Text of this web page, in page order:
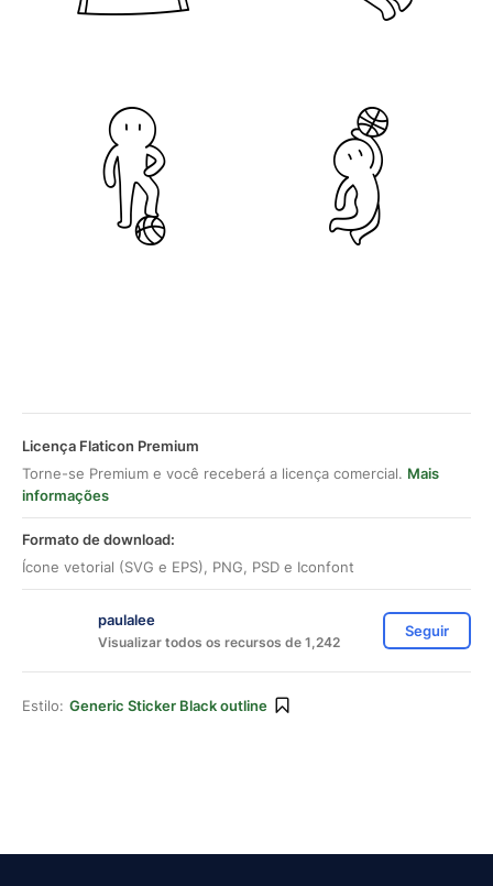
Licença Flaticon Premium
Torne-se Premium e você receberá a licença comercial. Mais
informações
Formato de download:
Ícone vetorial (SVG e EPS), PNG, PSD e Iconfont
paulalee
Visualizar todos os recursos de 1,242
Seguir
Estilo: Generic Sticker Black outline